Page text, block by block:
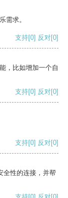
需求。
支持[0] 反对[0]
，比如增加一个自
支持[0] 反对[0]
支持[0] 反对[0]
全性的连接，并帮